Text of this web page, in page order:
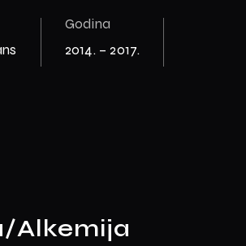
Godina
2014. – 2017.
Alkemija